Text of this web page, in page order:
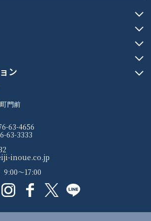
ン
門前
63-4656
63-3333
inoue.co.jp
9:00〜17:00